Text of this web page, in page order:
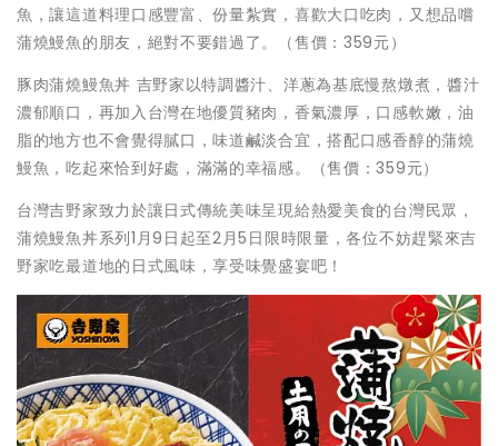
魚，讓這道料理口感豐富、份量紮實，喜歡大口吃肉，又想品嚐
蒲燒鰻魚的朋友，絕對不要錯過了。（售價：359元）
豚肉蒲燒鰻魚丼 吉野家以特調醬汁、洋蔥為基底慢熬燉煮，醬汁
濃郁順口，再加入台灣在地優質豬肉，香氣濃厚，口感軟嫩，油
脂的地方也不會覺得膩口，味道鹹淡合宜，搭配口感香醇的蒲燒
鰻魚，吃起來恰到好處，滿滿的幸福感。（售價：359元）
台灣吉野家致力於讓日式傳統美味呈現給熱愛美食的台灣民眾，
蒲燒鰻魚丼系列1月9日起至2月5日限時限量，各位不妨趕緊來吉
野家吃最道地的日式風味，享受味覺盛宴吧！